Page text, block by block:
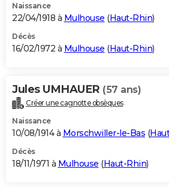
Naissance
22/04/1918 à Mulhouse (Haut-Rhin)
Décès
16/02/1972 à Mulhouse (Haut-Rhin)
Jules UMHAUER (57 ans)
Créer une cagnotte obsèques
Naissance
10/08/1914 à Morschwiller-le-Bas (
Décès
18/11/1971 à Mulhouse (Haut-Rhin)